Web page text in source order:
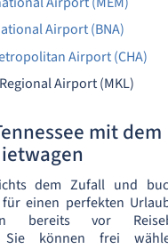
Airport (BNA)
Airport (CHA)
Airport (MKL)
mit dem
dem Zufall und
einen perfekten
bereits vor
Sie können frei